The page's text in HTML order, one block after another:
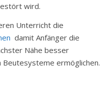
wird.
Unterricht die
damit Anfänger die
Nähe besser
Beutesysteme ermöglichen.